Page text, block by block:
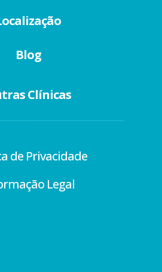
Blog
Clínicas
de Privacidade
Legal